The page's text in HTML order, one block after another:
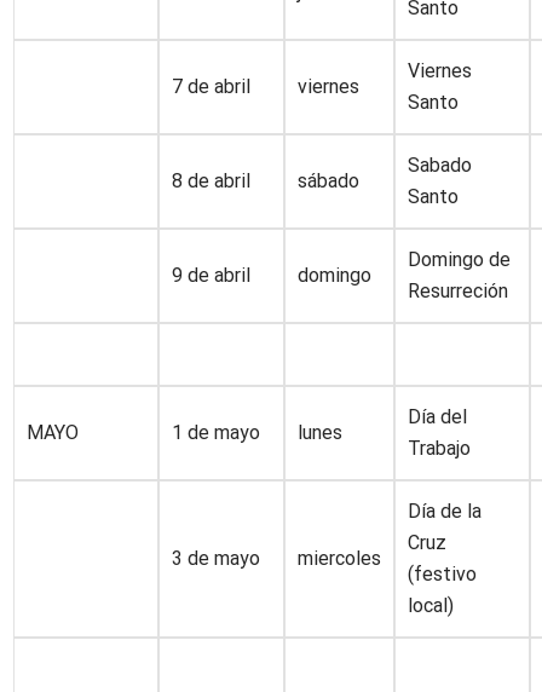
Santo
7 de abril viernes
Viernes
Santo
8 de abril sábado
Sabado
Santo
9 de abril domingo
Domingo de
Resurreción
MAYO 1 de mayo lunes
Día del
Trabajo
3 de mayo miercoles
Día de la
Cruz
(festivo
local)